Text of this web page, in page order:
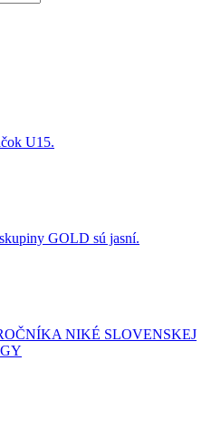
U15.
GOLD sú jasní.
NIKÉ SLOVENSKEJ